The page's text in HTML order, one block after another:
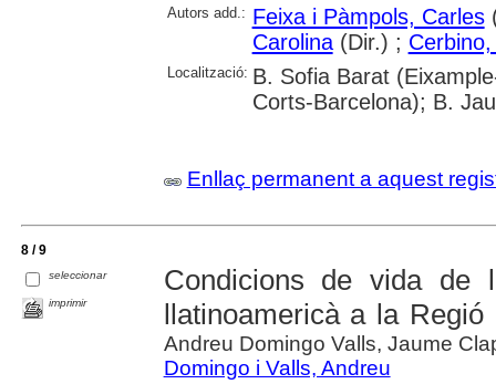
Autors add.: Feixa i Pàmpols, Carles
Carolina(Dir.) ;
Localització: B. Sofia Barat
Corts-Barcelona); B.
Enllaç permanent a aquest
8 / 9
seleccionar
imprimir
Condicions de vida de
llatinoamericà a la
Andreu Domingo Valls, Jaume
Domingo i Valls, Andreu